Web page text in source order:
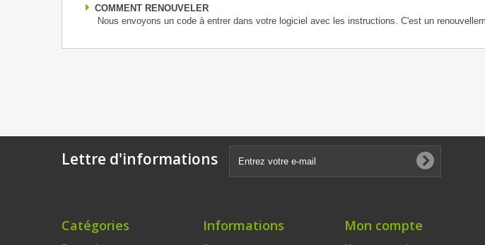
COMMENT RENOUVELER
Nous envoyons un code à entrer dans votre logiciel avec les instructions. C'est un
Lettre d'informations
Catégories Informations Mon compte